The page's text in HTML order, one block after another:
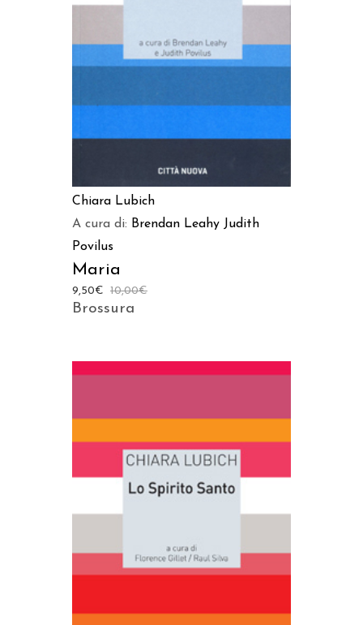
Chiara Lubich
A cura di: Brendan Leahy Judith
Povilus
Maria
10,00€
9,50€
Brossura